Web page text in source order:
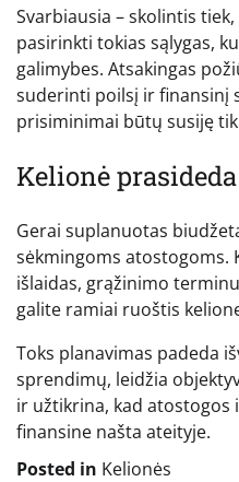
Svarbiausia – skolintis
pasirinkti tokias sąlygas,
galimybes. Atsakingas
suderinti poilsį ir finansinį
prisiminimai būtų susiję
Kelionė
Gerai suplanuotas
sėkmingoms atostogoms.
išlaidas, grąžinimo
galite ramiai ruoštis
Toks planavimas padeda
sprendimų, leidžia
ir užtikrina, kad atostogos
finansine našta ateityje.
Posted in Kelionės